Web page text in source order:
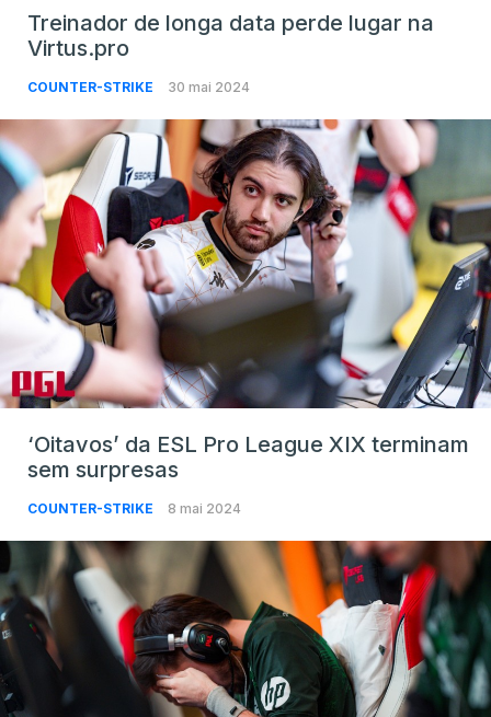
Treinador de longa data perde lugar na
Virtus.pro
COUNTER-STRIKE 30 mai 2024
‘Oitavos’ da ESL Pro League XIX terminam
sem surpresas
COUNTER-STRIKE 8 mai 2024